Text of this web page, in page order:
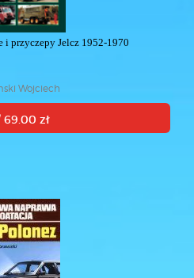
i przyczepy Jelcz 1952-1970
Wojciech
69.00 zł